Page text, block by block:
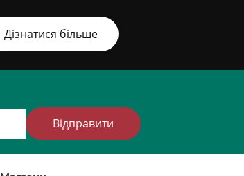
Дізнатися більше
Відправити